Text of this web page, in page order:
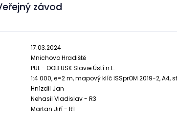
závod
17.03.2024
Mnichovo Hradiště
PUL - OOB USK Slavie Ústí n.L.
1:4 000, e=2 m, mapový klíč ISSprOM 2019-2,
Hnízdil Jan
Nehasil Vladislav - R3
Martan Jiří - R1